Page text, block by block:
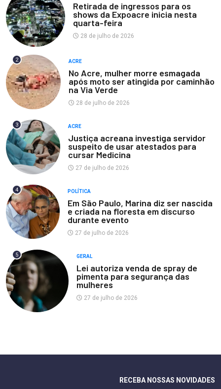
Retirada de ingressos para os
shows da Expoacre inicia nesta
quarta-feira
28 de julho de 2026
2 ACRE
No Acre, mulher morre esmagada
após moto ser atingida por caminhão
na Via Verde
28 de julho de 2026
3 ACRE
Justiça acreana investiga servidor
suspeito de usar atestados para
cursar Medicina
27 de julho de 2026
4 POLÍTICA
Em São Paulo, Marina diz ser nascida
e criada na floresta em discurso
durante evento
27 de julho de 2026
5 GERAL
Lei autoriza venda de spray de
pimenta para segurança das
mulheres
27 de julho de 2026
RECEBA NOSSAS NOVIDADES